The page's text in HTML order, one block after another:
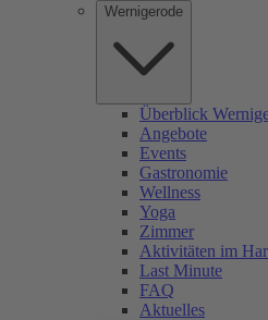
Wernigerode
Überblick
Angebote
Events
Gastronomie
Wellness
Yoga
Zimmer
Aktivitäten im
Last Minute
FAQ
Aktuelles